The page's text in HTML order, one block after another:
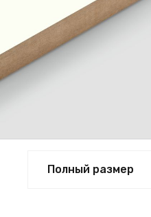
Полный размер